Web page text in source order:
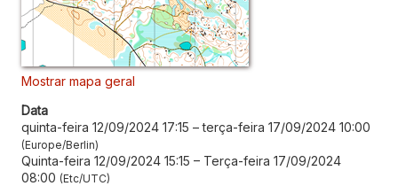
Mostrar mapa geral
Data
quinta-feira 12/09/2024 17:15 –terça-feira 17/09/2024 10:00
Europe/Berlin
Quinta-feira 12/09/2024 15:15 – Terça-feira 17/09/2024
08:00 Etc/UTC